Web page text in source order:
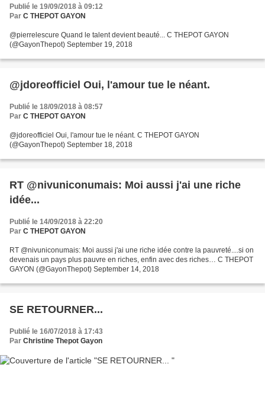
Publié le 19/09/2018 à 09:12
Par C THEPOT GAYON
@pierrelescure Quand le talent devient beauté... C THEPOT GAYON
(@GayonThepot) September 19, 2018
@jdoreofficiel Oui, l'amour tue le néant.
Publié le 18/09/2018 à 08:57
Par C THEPOT GAYON
@jdoreofficiel Oui, l'amour tue le néant. C THEPOT GAYON
(@GayonThepot) September 18, 2018
RT @nivuniconumais: Moi aussi j'ai une riche
idée...
Publié le 14/09/2018 à 22:20
Par C THEPOT GAYON
RT @nivuniconumais: Moi aussi j'ai une riche idée contre la pauvreté....si on
devenais un pays plus pauvre en riches, enfin avec des riches… C THEPOT
GAYON (@GayonThepot) September 14, 2018
SE RETOURNER...
Publié le 16/07/2018 à 17:43
Par Christine Thepot Gayon